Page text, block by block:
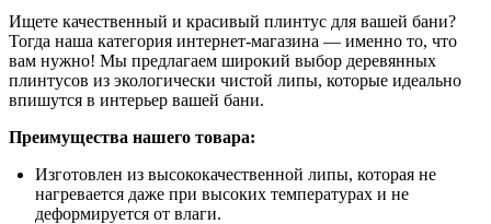
Ищете качественный и красивый плинтус для вашей бани?
Тогда наша категория интернет-магазина — именно то, что
вам нужно! Мы предлагаем широкий выбор деревянных
плинтусов из экологически чистой липы, которые идеально
впишутся в интерьер вашей бани.
Преимущества нашего товара:
Изготовлен из высококачественной липы, которая не
нагревается даже при высоких температурах и не
деформируется от влаги.